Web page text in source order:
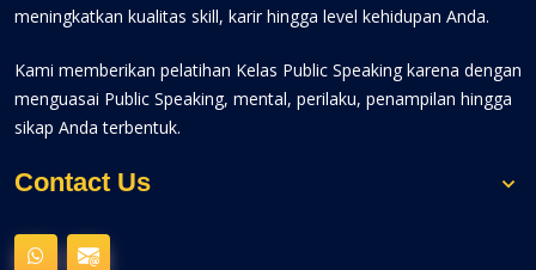
meningkatkan kualitas skill, karir hingga level kehidupan Anda.
Kami memberikan pelatihan Kelas Public Speaking karena dengan
menguasai Public Speaking, mental, perilaku, penampilan hingga
sikap Anda terbentuk.
Contact Us